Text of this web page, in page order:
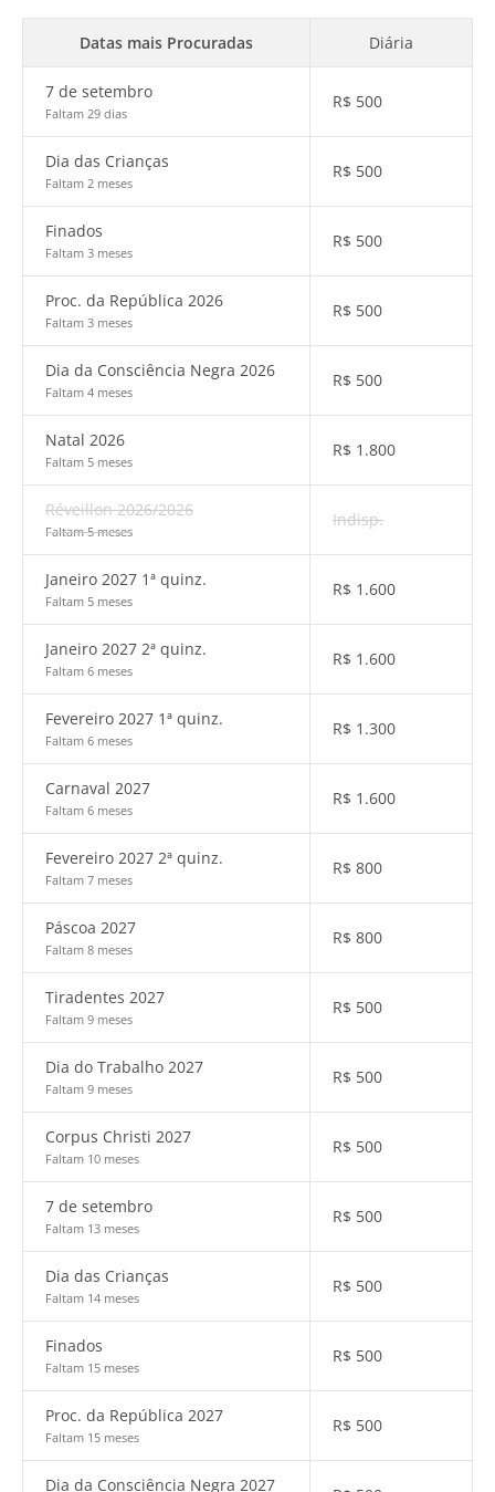
Datas mais Procuradas Diária
7 de setembro
Faltam 29 dias
R$ 500
Dia das Crianças
Faltam 2 meses
R$ 500
Finados
Faltam 3 meses
R$ 500
Proc. da República 2026
Faltam 3 meses
R$ 500
Dia da Consciência Negra 2026
Faltam 4 meses
R$ 500
Natal 2026
Faltam 5 meses
R$ 1.800
Réveillon 2026/2026
Faltam 5 meses
Indisp.
Janeiro 2027 1ª quinz.
Faltam 5 meses
R$ 1.600
Janeiro 2027 2ª quinz.
Faltam 6 meses
R$ 1.600
Fevereiro 2027 1ª quinz.
Faltam 6 meses
R$ 1.300
Carnaval 2027
Faltam 6 meses
R$ 1.600
Fevereiro 2027 2ª quinz.
Faltam 7 meses
R$ 800
Páscoa 2027
Faltam 8 meses
R$ 800
Tiradentes 2027
Faltam 9 meses
R$ 500
Dia do Trabalho 2027
Faltam 9 meses
R$ 500
Corpus Christi 2027
Faltam 10 meses
R$ 500
7 de setembro
Faltam 13 meses
R$ 500
Dia das Crianças
Faltam 14 meses
R$ 500
Finados
Faltam 15 meses
R$ 500
Proc. da República 2027
Faltam 15 meses
R$ 500
Dia da Consciência Negra 2027